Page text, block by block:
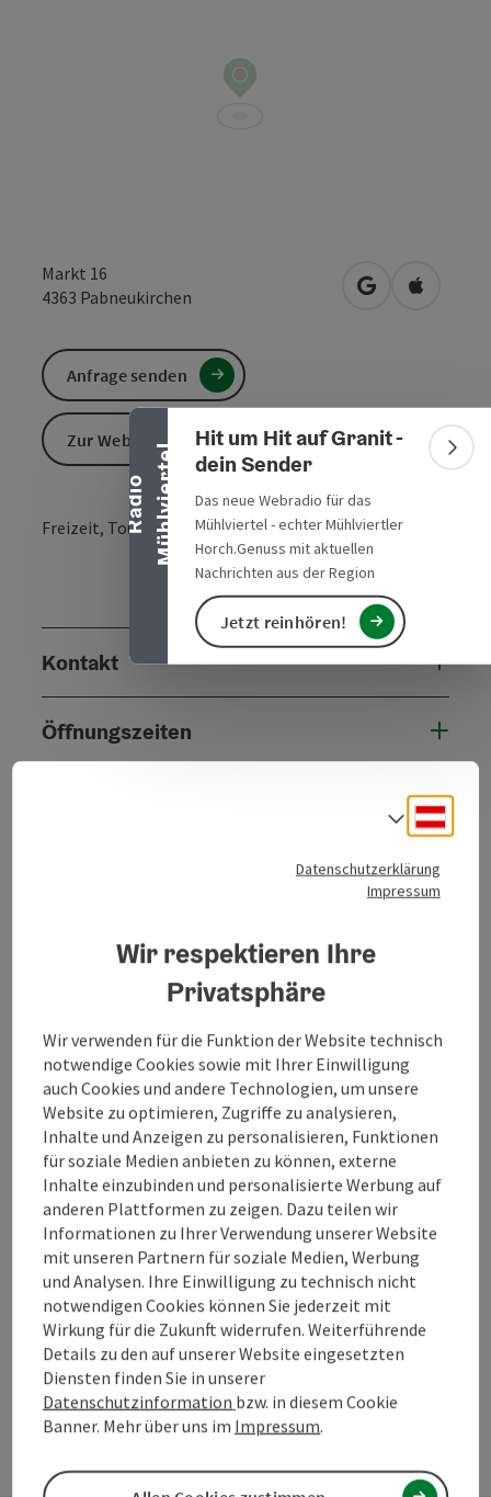
R
a
d
i
o
M
ü
h
l
v
i
e
r
t
e l
Banner einklappen
Hit um Hit auf Granit -
dein Sender
Das neue Webradio für das
Mühlviertel - echter Mühlviertler
Horch.Genuss mit aktuellen
Nachrichten aus der Region
Jetzt reinhören!
Markt 16
4363 Pabneukirchen in Googlein Apple
Freizeit, Tourismus Wirtschaft Pabneukirchen
Kontakt
Öffnungszeiten
Eignung
Barrierefreiheit
Anfrage senden
Zur Website
Beitrag merken
zum Merkzettel
PDF erstellen
Beitrag drucken
In der Nähe
powered byTOURDATA Änderung vorschlagen
Datenschutzerklärung
Impressum
Wir respektieren Ihre
Privatsphäre
Wir verwenden für die Funktion der Website technisch
notwendige Cookies sowie mit Ihrer Einwilligung
auch Cookies und andere Technologien, um unsere
Website zu optimieren, Zugriffe zu analysieren,
Inhalte und Anzeigen zu personalisieren, Funktionen
für soziale Medien anbieten zu können, externe
Inhalte einzubinden und personalisierte Werbung auf
anderen Plattformen zu zeigen. Dazu teilen wir
Informationen zu Ihrer Verwendung unserer Website
mit unseren Partnern für soziale Medien, Werbung
und Analysen. Ihre Einwilligung zu technisch nicht
notwendigen Cookies können Sie jederzeit mit
Wirkung für die Zukunft widerrufen. Weiterführende
Details zu den auf unserer Website eingesetzten
Diensten finden Sie in unserer
Datenschutzinformation bzw. in diesem Cookie
Banner. Mehr über uns im Impressum.